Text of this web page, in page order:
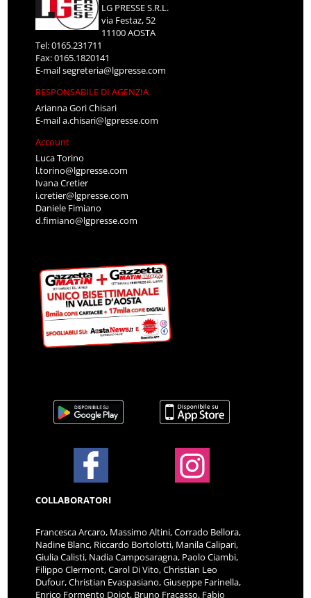
LG PRESSE S.R.L.
via Festaz, 52
11100 AOSTA
Tel: 0165.231711
Fax: 0165.1820141
E-mailsegreteria@lgpresse.com
RESPONSABILE DI AGENZIA
Arianna Gori Chisari
E-maila.chisari@lgpresse.com
Account
Luca Torino
l.torino@lgpresse.com
Ivana Cretier
i.cretier@lgpresse.com
Daniele Fimiano
d.fimiano@lgpresse.com
COLLABORATORI
Francesca Arcaro, Massimo Altini, Corrado Bellora,
Nadine Blanc, Riccardo Bortolotti, Manila Calipari,
Giulia Calisti, Nadia Camposaragna, Paolo Ciambi,
Filippo Clermont, Carol Di Vito, Christian Leo
Dufour, Christian Evaspasiano, Giuseppe Farinella,
Enrico Formento Dojot, Bruno Fracasso, Fabio